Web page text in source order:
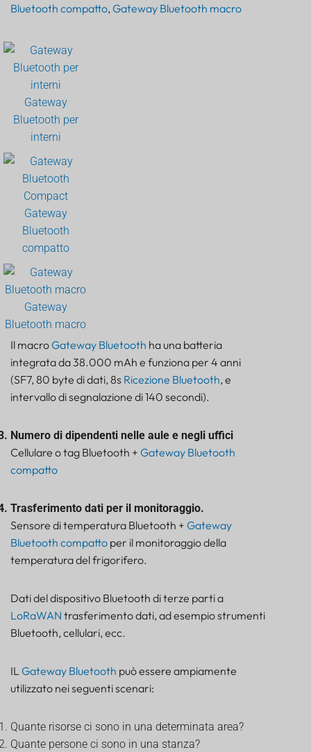
Bluetooth compatto, Gateway Bluetooth macro
Gateway
Bluetooth per
interni
Gateway
Bluetooth
compatto
Gateway
Bluetooth macro
Il macroGateway Bluetooth ha una batteria
integrata da 38.000 mAh e funziona per 4 anni
(SF7, 80 byte di dati, 8s Ricezione Bluetooth, e
intervallo di segnalazione di 140 secondi).
Numero di dipendenti nelle aule e negli uffici
Cellulare o tag Bluetooth + Gateway Bluetooth
compatto
Trasferimento dati per il monitoraggio.
Sensore di temperatura Bluetooth + Gateway
Bluetooth compatto per il monitoraggio della
temperatura del frigorifero.
Dati del dispositivo Bluetooth di terze parti a
LoRaWAN trasferimento dati, ad esempio strumenti
Bluetooth, cellulari, ecc.
IL Gateway Bluetooth può essere ampiamente
utilizzato nei seguenti scenari:
Quante risorse ci sono in una determinata area?
Quante persone ci sono in una stanza?